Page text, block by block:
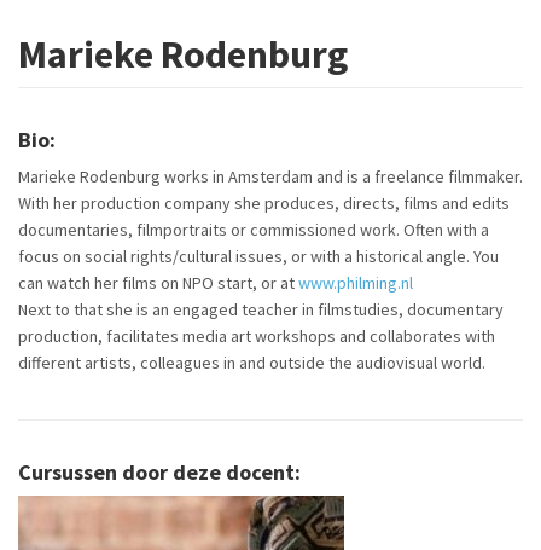
Marieke Rodenburg
Bio:
Marieke Rodenburg works in Amsterdam and is a freelance filmmaker.
With her production company she produces, directs, films and edits
documentaries, filmportraits or commissioned work. Often with a
focus on social rights/cultural issues, or with a historical angle. You
can watch her films on NPO start, or atwww.philming.nl
Next to that she is an engaged teacher in filmstudies, documentary
production, facilitates media art workshops and collaborates with
different artists, colleagues in and outside the audiovisual world.
Cursussen door deze docent: